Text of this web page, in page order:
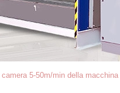
5-50m/min della